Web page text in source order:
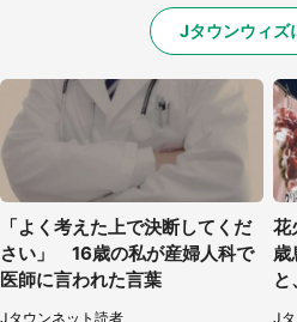
Jタウンウィズ
「よく考えた上で決断してくだ
さい」 16歳の私が産婦人科で
医師に言われた言葉
Jタウンネット読者
花
歳
と
J